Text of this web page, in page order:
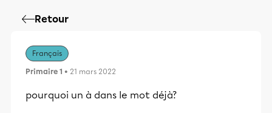
Retour
Français
Primaire 1 • 21 mars 2022
pourquoi un à dans le mot déjà?